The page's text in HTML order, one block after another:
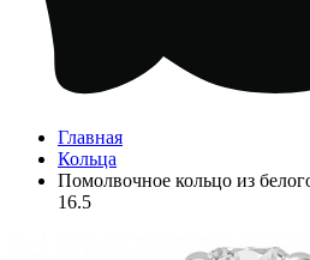
Главная
Кольца
Помолвочное кольцо из
16.5